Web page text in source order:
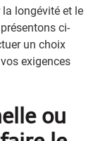
longévité et le
ci-
un choix
exigences
ou